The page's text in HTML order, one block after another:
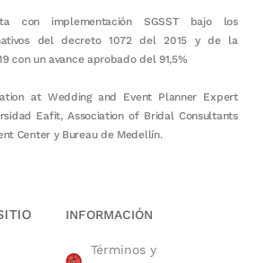
con implementación SGSST bajo los
del decreto 1072 del 2015 y de la
con un avance aprobado del 91,5%
at Wedding and Event Planner Expert
Eafit, Association of Bridal Consultants
Center y Bureau de Medellín.
INFORMACIÓN
Términos y